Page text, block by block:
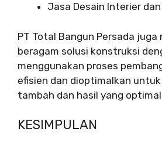
Jasa Desain Interier
PT Total Bangun Persada juga
beragam solusi konstruksi
menggunakan proses
efisien dan dioptimalkan
tambah dan hasil yang
KESIMPULAN